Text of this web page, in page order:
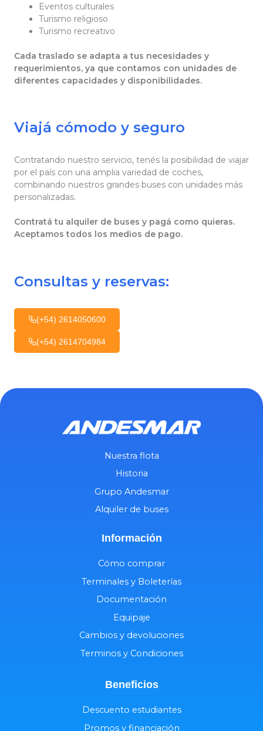
Eventos culturales
Turismo religioso
Turismo recreativo
Cada traslado se adapta a tus necesidades y
requerimientos, ya que contamos con unidades de
diferentes capacidades y disponibilidades.
Viajá cómodo y seguro
Contratando nuestro servicio, tenés la posibilidad de viajar
por el país con una amplia variedad de coches,
combinando nuestros grandes buses con unidades más
personalizadas.
Contratá tu alquiler de buses y pagá como quieras.
Aceptamos todos los medios de pago.
Consultas y reservas:
(+54) 2614050600
(+54) 2614704984
Nuestra flota
Historia
Grupo Andesmar
Alquiler de buses
Información
Cómo comprar
Terminales y Boleterías
Documentación
Equipaje
Cambios y devoluciones
Terminos y Condiciones
Beneficios
Descuento estudiantes
Promos y financiación